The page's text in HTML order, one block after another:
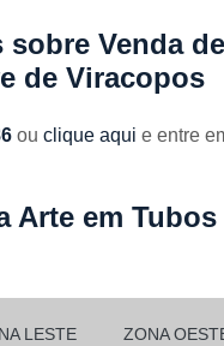
Soldas em
aço carbono
sobre Venda
de Viracopos
ou clique aqui e entre
Arte em Tubos
LESTE ZONA